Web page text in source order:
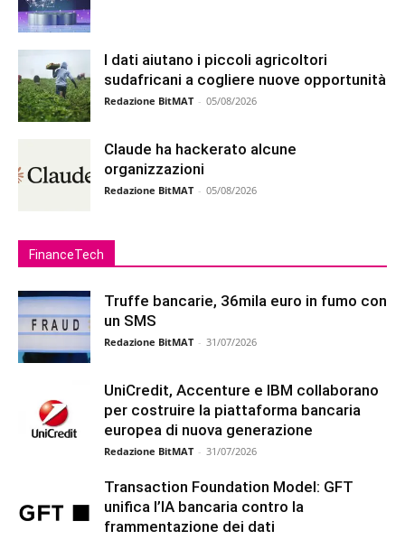
I dati aiutano i piccoli agricoltori
sudafricani a cogliere nuove opportunità
Redazione BitMAT - 05/08/2026
Claude ha hackerato alcune
organizzazioni
Redazione BitMAT - 05/08/2026
FinanceTech
Truffe bancarie, 36mila euro in fumo con
un SMS
Redazione BitMAT - 31/07/2026
UniCredit, Accenture e IBM collaborano
per costruire la piattaforma bancaria
europea di nuova generazione
Redazione BitMAT - 31/07/2026
Transaction Foundation Model: GFT
unifica l’IA bancaria contro la
frammentazione dei dati